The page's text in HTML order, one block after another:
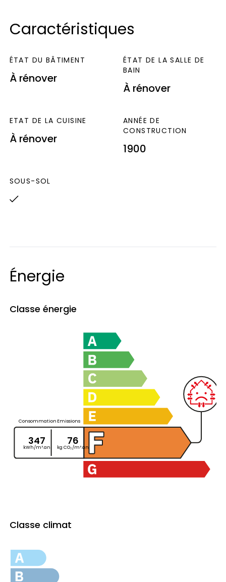
classe F G « Les informations sur les risques
auxquels ce bien est exposé sont disponibles
www.georisques.gouv.fr »
Caractéristiques
ÉTAT DU BÂTIMENT
À rénover
ÉTAT DE LA SALLE DE
BAIN
À rénover
ETAT DE LA CUISINE
À rénover
ANNÉE DE
CONSTRUCTION
1900
SOUS-SOL
Énergie
Classe énergie
Consommation
347
kWh/m².an
Emissions
76
kg CO₂/m².an
Classe climat